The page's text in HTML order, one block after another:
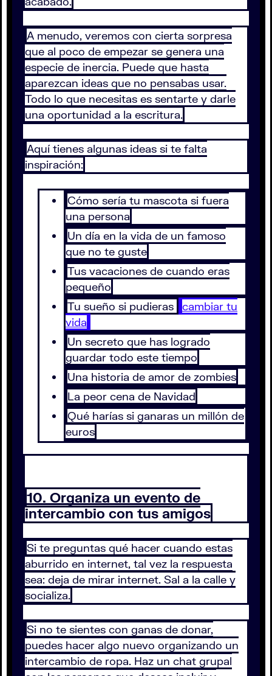
A menudo, veremos con cierta sorpresa
que al poco de empezar se genera una
especie de inercia. Puede que hasta
aparezcan ideas que no pensabas usar.
Todo lo que necesitas es sentarte y darle
una oportunidad a la escritura.
Aquí tienes algunas ideas si te falta
inspiración:
Cómo sería tu mascota si fuera
una persona
Un día en la vida de un famoso
que no te guste
Tus vacaciones de cuando eras
pequeño
Tu sueño si pudieras
cambiar tu
vida
Un secreto que has logrado
guardar todo este tiempo
Una historia de amor de zombies
La peor cena de Navidad
Qué harías si ganaras un millón de
euros
10. Organiza un evento de
intercambio con tus amigos
Si te preguntas qué hacer cuando estas
aburrido en internet, tal vez la respuesta
sea: deja de mirar internet. Sal a la calle y
socializa.
Si no te sientes con ganas de donar,
puedes hacer algo nuevo organizando un
intercambio de ropa. Haz un chat grupal